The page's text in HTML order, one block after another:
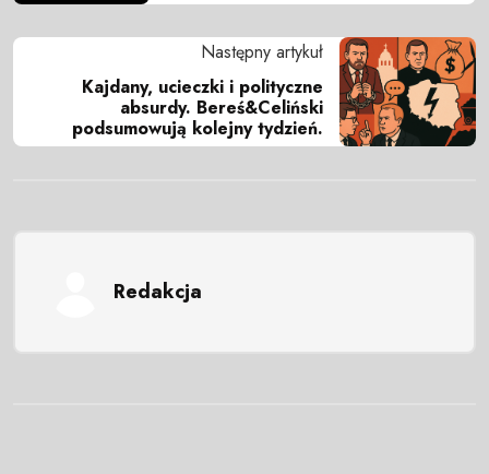
Następny artykuł
Kajdany, ucieczki i polityczne
absurdy. Bereś&Celiński
podsumowują kolejny tydzień.
Redakcja